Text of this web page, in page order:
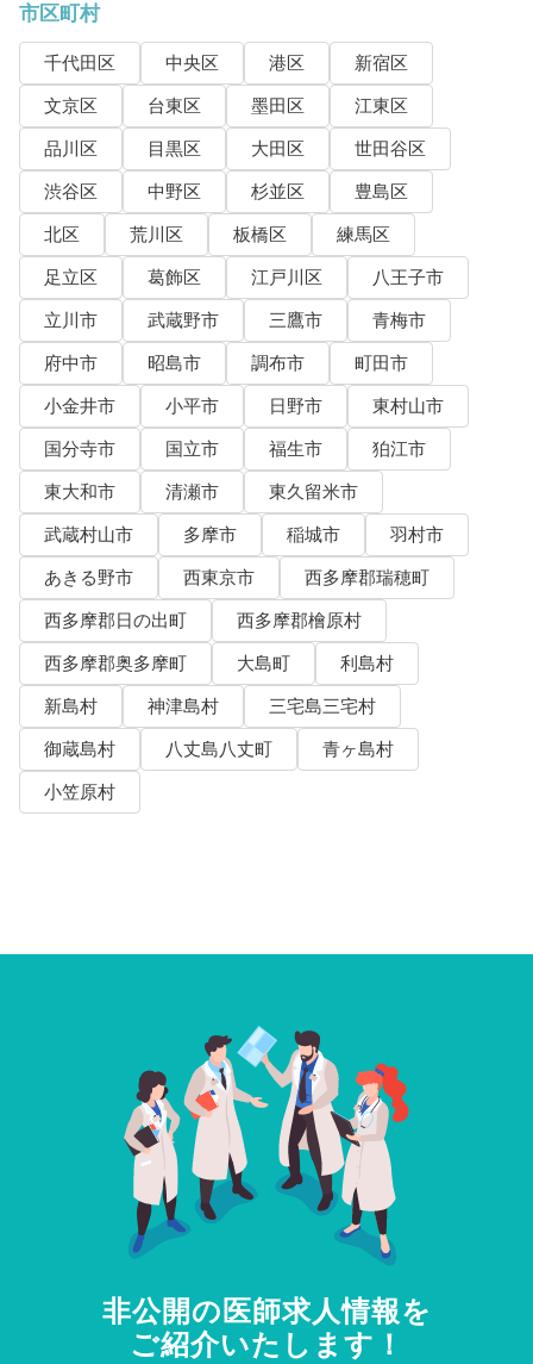
市区町村
千代田区 中央区 港区
新宿区
文京区
台東区 墨田区
江東区
品川区
目黒区 大田区
世田谷区
渋谷区
中野区 杉並区
豊島区
北区
荒川区 板橋区
練馬区
足立区
葛飾区 江戸川区
八王子市
立川市
武蔵野市 三鷹市
青梅市
府中市
昭島市 調布市
町田市
小金井市
小平市 日野市
東村山市
国分寺市
国立市 福生市
狛江市
東大和市
清瀬市
東久留米市
武蔵村山市
多摩市 稲城市
羽村市
あきる野市
西東京市
西多摩郡瑞穂町
西多摩郡日の出町
西多摩郡檜原村
西多摩郡奥多摩町
大島町
利島村
新島村
神津島村
三宅島三宅村
御蔵島村
八丈島八丈町
青ヶ島村
小笠原村
非公開の医師求人情報を
ご紹介いたします！